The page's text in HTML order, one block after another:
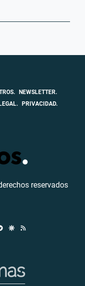
NEWSLETTER.
PRIVACIDAD.
reservados
TelegramGoogle Discover